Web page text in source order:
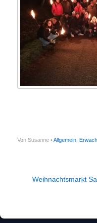
Von Susanne •Allgemein
Weihnachtsmarkt